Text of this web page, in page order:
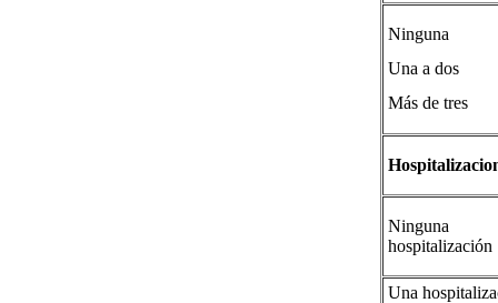
Ninguna
Una a dos
Más de tres
Ninguna
hospitalización
Una